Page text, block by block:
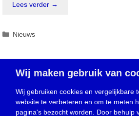
Lees verder →
Categorieën
Nieuws
Gemeente zoekt ondernemers met
4 juli 2016
Wij maken gebruik van
Wij gebruiken cookies en vergelijkbare
website te verbeteren en om te meten
pagina's bezocht worden. Door behulp